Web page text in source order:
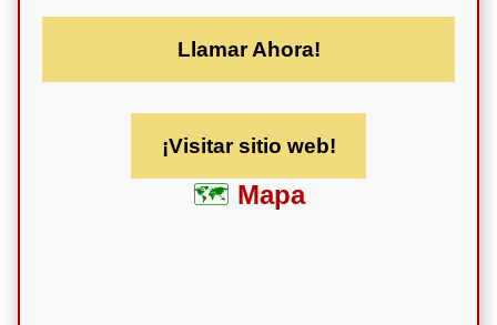
Llamar Ahora!
¡Visitar sitio web!
Mapa